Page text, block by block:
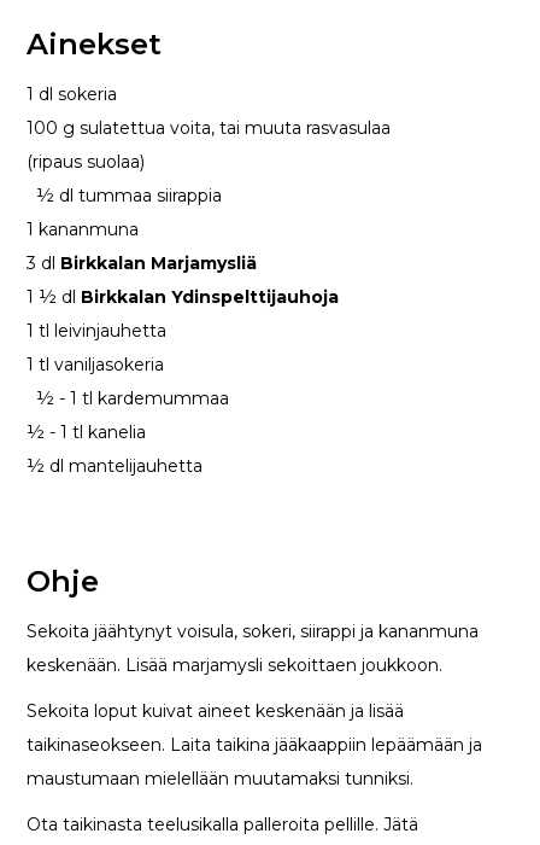
Ainekset
1 dl sokeria
100 g sulatettua voita, tai muuta rasvasulaa
(ripaus suolaa)
½ dl tummaa siirappia
1 kananmuna
3 dl Birkkalan Marjamysliä
1 ½ dl Birkkalan Ydinspelttijauhoja
1 tl leivinjauhetta
1 tl vaniljasokeria
½ - 1 tl kardemummaa
½ - 1 tl kanelia
½ dl mantelijauhetta
Ohje
Sekoita jäähtynyt voisula, sokeri, siirappi ja kananmuna
keskenään. Lisää marjamysli sekoittaen joukkoon.
Sekoita loput kuivat aineet keskenään ja lisää
taikinaseokseen. Laita taikina jääkaappiin lepäämään ja
maustumaan mielellään muutamaksi tunniksi.
Ota taikinasta teelusikalla palleroita pellille. Jätä